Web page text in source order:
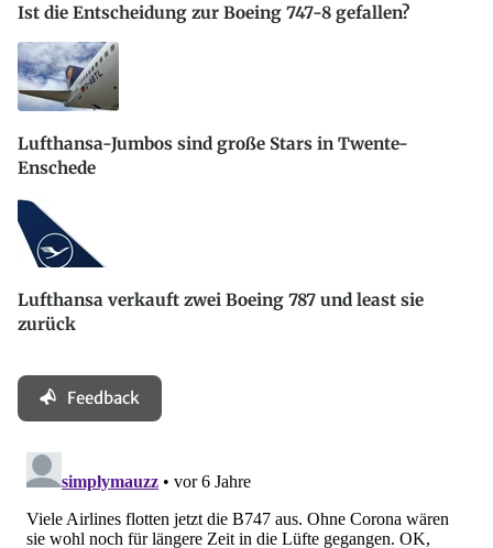
Ist die Entscheidung zur Boeing 747-8 gefallen?
Lufthansa-Jumbos sind große Stars in Twente-
Enschede
Lufthansa verkauft zwei Boeing 787 und least sie
zurück
Feedback